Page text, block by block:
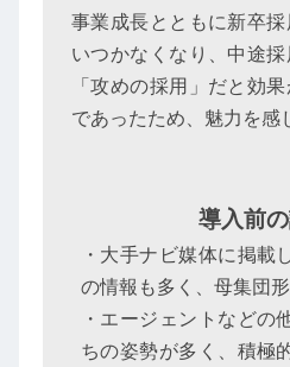
事業成長とともに新卒
いつかなくなり、中途採
「攻めの採用」だと効
であったため、魅力を感
導入前
・大手ナビ媒体に掲載
の情報も多く、母集団
・エージェントなどの
ちの姿勢が多く、積極